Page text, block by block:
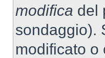
modifica del
sondaggio).
modificato o